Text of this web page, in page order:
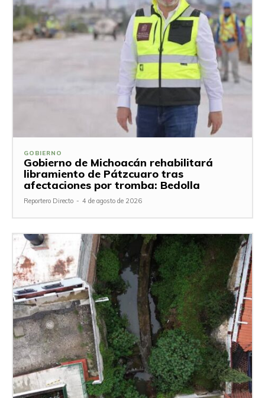
GOBIERNO
Gobierno de Michoacán rehabilitará
libramiento de Pátzcuaro tras
afectaciones por tromba: Bedolla
Reportero Directo - 4 de agosto de 2026